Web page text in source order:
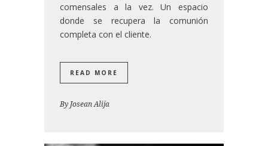
comensales a la vez. Un espacio
donde se recupera la comunión
completa con el cliente.
READ MORE
By Josean Alija